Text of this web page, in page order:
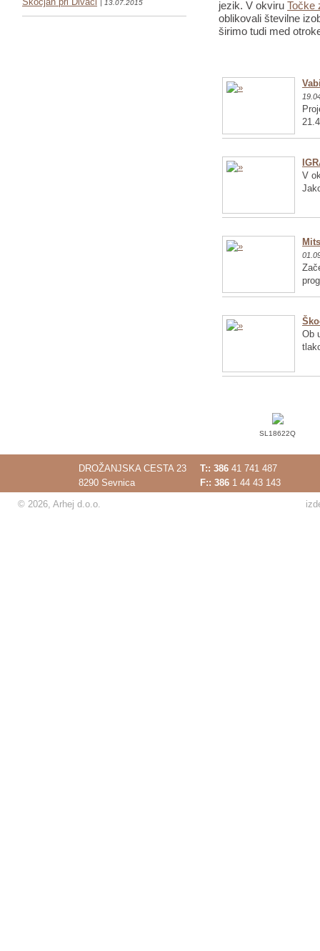
| 13.07.2015
jezik. V okviru Točke
oblikovali številne
širimo tudi med
V
Ob
SL18622Q
DROŽANJSKA CESTA 23
8290 Sevnica
T:: 386 41 741 487
F:: 386 1 44 43 143
© 2026, Arhej d.o.o.